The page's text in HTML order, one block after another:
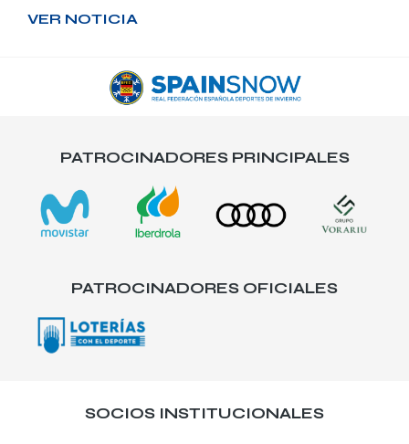
VER NOTICIA
PATROCINADORES PRINCIPALES
PATROCINADORES OFICIALES
SOCIOS INSTITUCIONALES